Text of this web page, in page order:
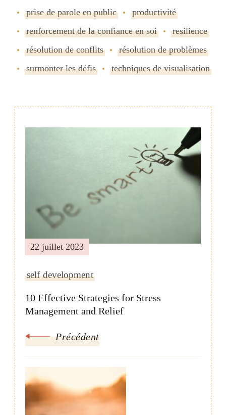
prise de parole en public
productivité
renforcement de la confiance en soi
resilience
résolution de conflits
résolution de problèmes
surmonter les défis
techniques de visualisation
publication
22 juillet 2023
self development
10 Effective Strategies for Stress
Management and Relief
Précédent